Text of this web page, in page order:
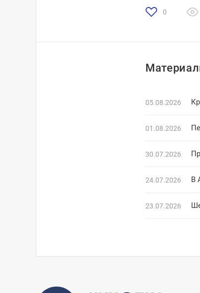
0
05.08.2026
01.08.2026
30.07.2026
24.07.2026 В
23.07.2026